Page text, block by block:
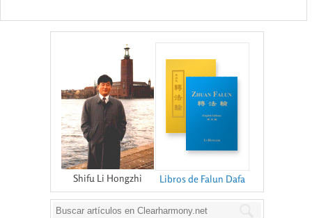
Shifu Li Hongzhi Libros de Falun Dafa